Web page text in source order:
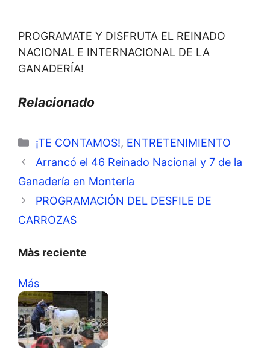
PROGRAMATE Y DISFRUTA EL REINADO
NACIONAL E INTERNACIONAL DE LA
GANADERÍA!
Relacionado
Categorías
¡TE CONTAMOS!, ENTRETENIMIENTO
Arrancó el 46 Reinado Nacional y 7 de la
Ganadería en Montería
PROGRAMACIÓN DEL DESFILE DE
CARROZAS
Màs reciente
Más